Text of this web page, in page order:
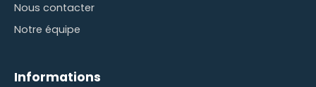
Nous contacter
Notre équipe
Informations